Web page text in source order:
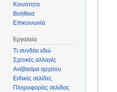
Κοινότητα
Βοήθεια
Επικοινωνία
Εργαλεία
Τι συνδέει εδώ
Σχετικές αλλαγές
Ανέβασμα αρχείου
Ειδικές σελίδες
Πληροφορίες σελίδας